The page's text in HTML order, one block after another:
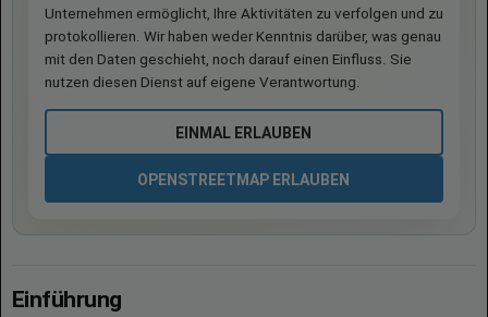
Unternehmen ermöglicht, Ihre Aktivitäten zu verfolgen und zu
protokollieren. Wir haben weder Kenntnis darüber, was genau
mit den Daten geschieht, noch darauf einen Einfluss. Sie
nutzen diesen Dienst auf eigene Verantwortung.
EINMAL ERLAUBEN
OPENSTREETMAP ERLAUBEN
Einführung